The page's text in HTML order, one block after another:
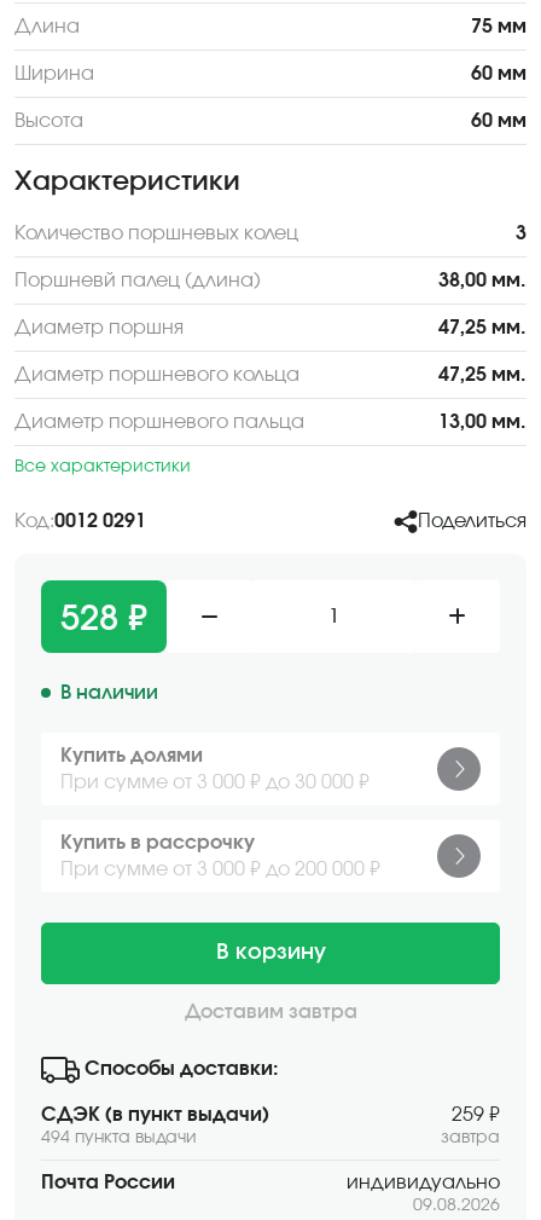
Длина 75 мм
Ширина 60 мм
Высота 60 мм
Характеристики
Количество поршневых колец 3
Поршневй палец (длина) 38,00 мм.
Диаметр поршня 47,25 мм.
Диаметр поршневого кольца 47,25 мм.
Диаметр поршневого пальца 13,00 мм.
Все характеристики
Код:0012 0291 Поделиться
528 ₽
В наличии
Купить долями
При сумме от 3 000 ₽ до 30 000 ₽
Купить в рассрочку
При сумме от 3 000 ₽ до 200 000 ₽
В корзину
Доставим завтра
Способы доставки:
СДЭК (в пункт выдачи)
494 пункта выдачи
259 ₽
завтра
Почта России индивидуально
09.08.2026